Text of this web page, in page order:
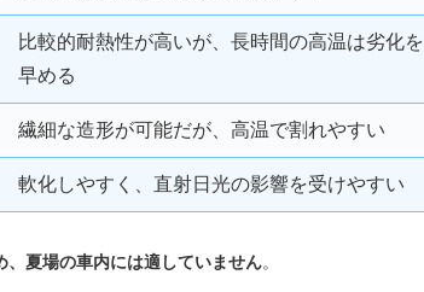
比較的耐熱性が高いが、長時間の高温は劣化を
早める
繊細な造形が可能だが、高温で割れやすい
軟化しやすく、直射日光の影響を受けやすい
夏場の車内には適していません。